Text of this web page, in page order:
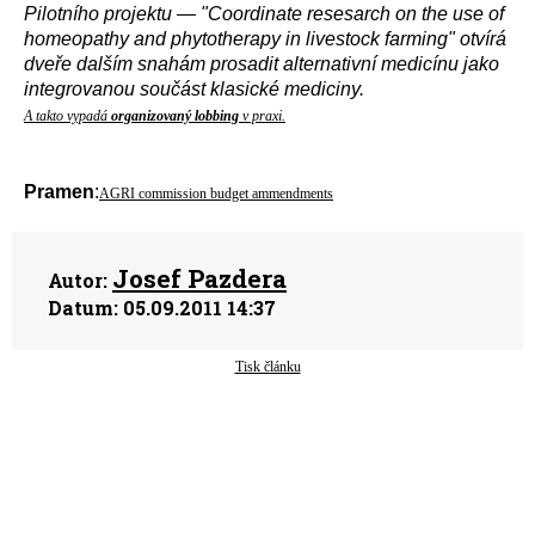
Pilotního projektu — "Coordinate resesarch on the use of
homeopathy and phytotherapy in livestock farming" otvírá
dveře dalším snahám prosadit alternativní medicínu jako
integrovanou součást klasické mediciny.
A takto vypadá organizovaný lobbing v praxi.
Pramen:AGRI commission budget ammendments
Autor: Josef Pazdera
Datum: 05.09.2011 14:37
Tisk článku